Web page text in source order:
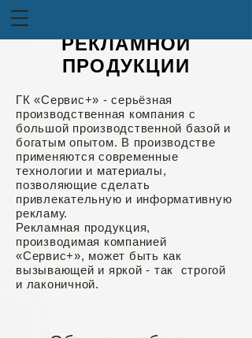
РЕКЛАМНОЙ
ПРОДУКЦИИ
ГК «Сервис+» - серьёзная
производственная компания с
большой производственной базой и
богатым опытом. В производстве
применяются современные
технологии и материалы,
позволяющие сделать
привлекательную и информативную
рекламу.
Рекламная продукция,
производимая компанией
«Сервис+», может быть как
вызывающей и яркой - так строгой
и лаконичной.